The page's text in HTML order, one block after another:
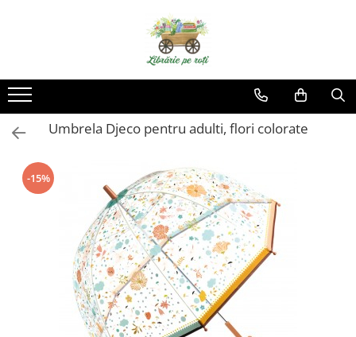
Umbrela Djeco pentru adulti, flori colorate
-15%